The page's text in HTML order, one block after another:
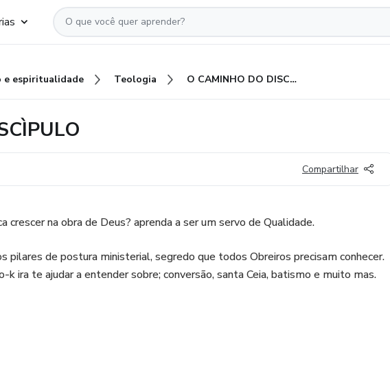
e espiritualidade Teologia O CAMINHO DO DISCÌPULO
Compartilhar
crescer na obra de Deus? aprenda a ser um servo de Qualidade.
pilares de postura ministerial, segredo que todos Obreiros precisam conhecer.
k ira te ajudar a entender sobre; conversão, santa Ceia, batismo e muito mas.